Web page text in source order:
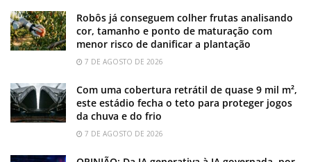
Robôs já conseguem colher frutas analisando
cor, tamanho e ponto de maturação com
menor risco de danificar a plantação
7 DE AGOSTO DE 2026
Com uma cobertura retrátil de quase 9 mil m²,
este estádio fecha o teto para proteger jogos
da chuva e do frio
7 DE AGOSTO DE 2026